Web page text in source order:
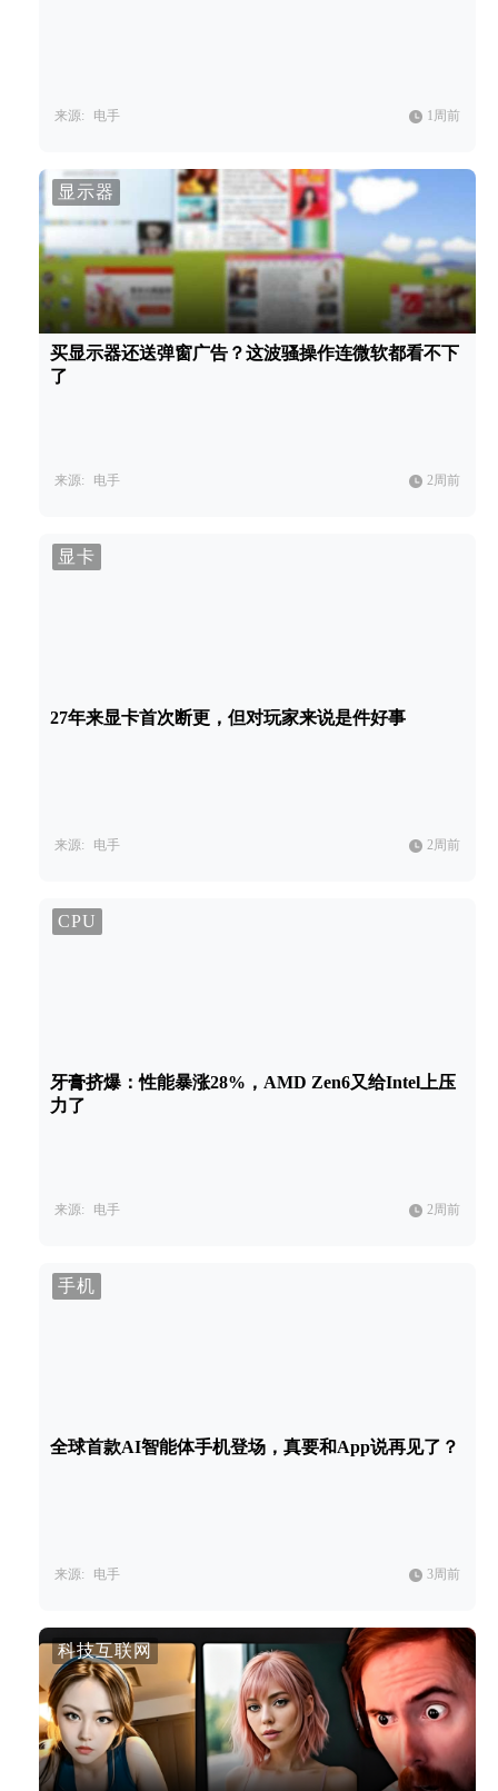
来源: 电手 1周前
显示器
买显示器还送弹窗广告？这波骚操作连微软都看不下
了
来源: 电手 2周前
显卡
27年来显卡首次断更，但对玩家来说是件好事
来源: 电手 2周前
CPU
牙膏挤爆：性能暴涨28%，AMD Zen6又给Intel上压
力了
来源: 电手 2周前
手机
全球首款AI智能体手机登场，真要和App说再见了？
来源: 电手 3周前
科技互联网